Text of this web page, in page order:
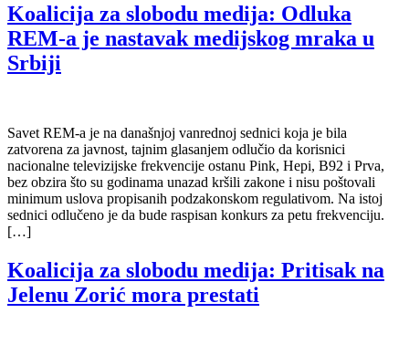
Koalicija za slobodu medija: Odluka
REM-a je nastavak medijskog mraka u
Srbiji
Savet REM-a je na današnjoj vanrednoj sednici koja je bila
zatvorena za javnost, tajnim glasanjem odlučio da korisnici
nacionalne televizijske frekvencije ostanu Pink, Hepi, B92 i Prva,
bez obzira što su godinama unazad kršili zakone i nisu poštovali
minimum uslova propisanih podzakonskom regulativom. Na istoj
sednici odlučeno je da bude raspisan konkurs za petu frekvenciju.
[…]
Koalicija za slobodu medija: Pritisak na
Jelenu Zorić mora prestati